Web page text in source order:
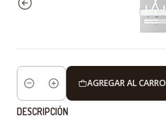
Cantidad
AGREGAR AL CARRO
DESCRIPCIÓN